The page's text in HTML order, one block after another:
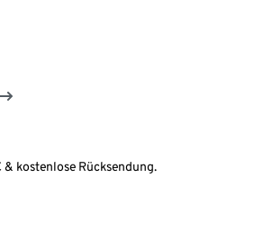
kostenlose Rücksendung.